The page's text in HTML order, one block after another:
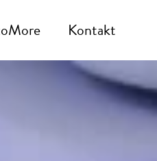
Kontakt